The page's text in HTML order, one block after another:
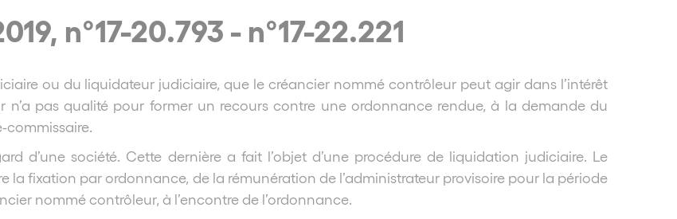
n°17-20.793 - n°17-22.221
ou du liquidateur judiciaire, que le créancier nommé contrôleur peut agir dans l’intérêt
n’a pas qualité pour former un recours contre une ordonnance rendue, à la demande du
d’une société. Cette dernière a fait l’objet d’une procédure de liquidation judiciaire. Le
fixation par ordonnance, de la rémunération de l’administrateur provisoire pour la période
nommé contrôleur, à l’encontre de l’ordonnance.